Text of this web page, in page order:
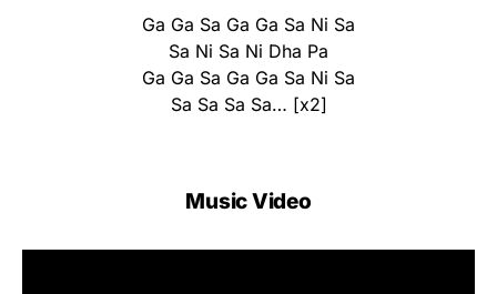
Ga Ga Sa Ga Ga Sa Ni Sa
Sa Ni Sa Ni Dha Pa
Ga Ga Sa Ga Ga Sa Ni Sa
Sa Sa Sa Sa… [x2]
Music Video